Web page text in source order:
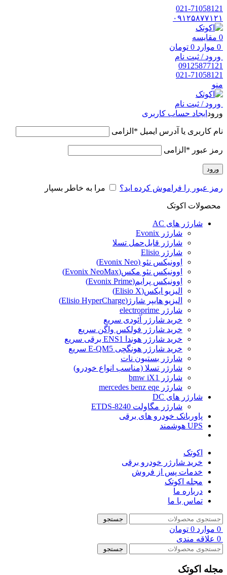
021-71058121
۰۹۱۲۵۸۷۷۱۲۱
0 مقایسه
0 موارد 0 تومان
ورود / ثبت نام
09125877121
021-71058121
منو
ورود / ثبت نام
ورود ایجاد حساب کاربری
نام کاربری یا آدرس ایمیل * الزامی
رمز عبور * الزامی
ورود
رمز عبور را فراموش کرده اید؟ مرا به خاطر بسپار
محصولات اکوتک
شارژر های AC
شارژر Evonix
شارژر قابل‌حمل تسلا
شارژر Elisio
اِوونیکس نئو (Evonix Neo)
اِوونیکس نئو مکس(Evonix NeoMax)
اِوونیکس پرایم(Evonix Prime)
الیزیو ایکس(Elisio X)
الیزیو هایپر شارژ(Elisio HyperCharge)
شارژر electroprime
خرید شارژر آئودی سریع
خرید شارژر فولکس واگن سریع
خرید شارژر هوندا ENS1 برقی سریع
خرید شارژر هونگچی E-QM5 سریع
شارژر بستیون نات
شارژر تسلا (مناسب انواع خودرو)
شارژر bmw iX1
شارژر mercedes benz eqe
شارژر های DC
شارژر مگاولت ETDS-8240
پاوربانک خودرو های برقی
UPS هوشمند
اکوتک
خرید شارژر خودرو برقی
خدمات پس از فروش
مجله اکوتک
درباره ما
تماس با ما
جستجو
0 موارد 0 تومان
0 علاقه مندی
جستجو
مجله اکوتک